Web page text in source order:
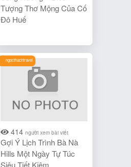
Tượng Thơ Mộng Của Cố
Đô Huế
ngocthachtravel
414 người xem bài viết
Gợi Ý Lịch Trình Bà Nà
Hills Một Ngày Tự Túc